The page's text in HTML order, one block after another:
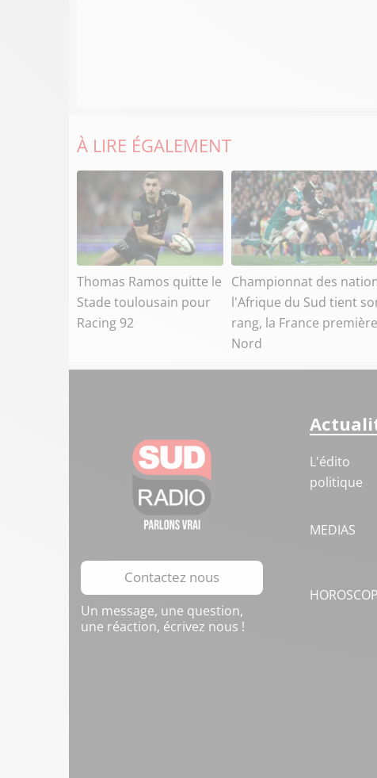
À LIRE ÉGALEMENT
Thomas Ramos quitte le
Stade toulousain pour
Racing 92
Championnat des
l'Afrique du Sud tient
rang, la France
Nord
Contactez nous
Un message, une question,
une réaction, écrivez nous !
L'édito
politique
MEDIAS